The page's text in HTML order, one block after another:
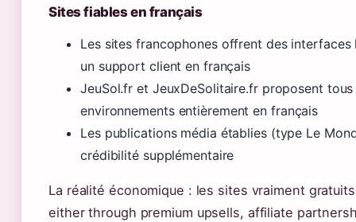
Sites fiables en français
Les sites francophones offrent des interfaces
un support client en français
JeuSol.fr et JeuxDeSolitaire.fr proposent
environnements entièrement en français
Les publications média établies (type Le
crédibilité supplémentaire
La réalité économique : les sites vraiment
either through premium upsells, affiliate